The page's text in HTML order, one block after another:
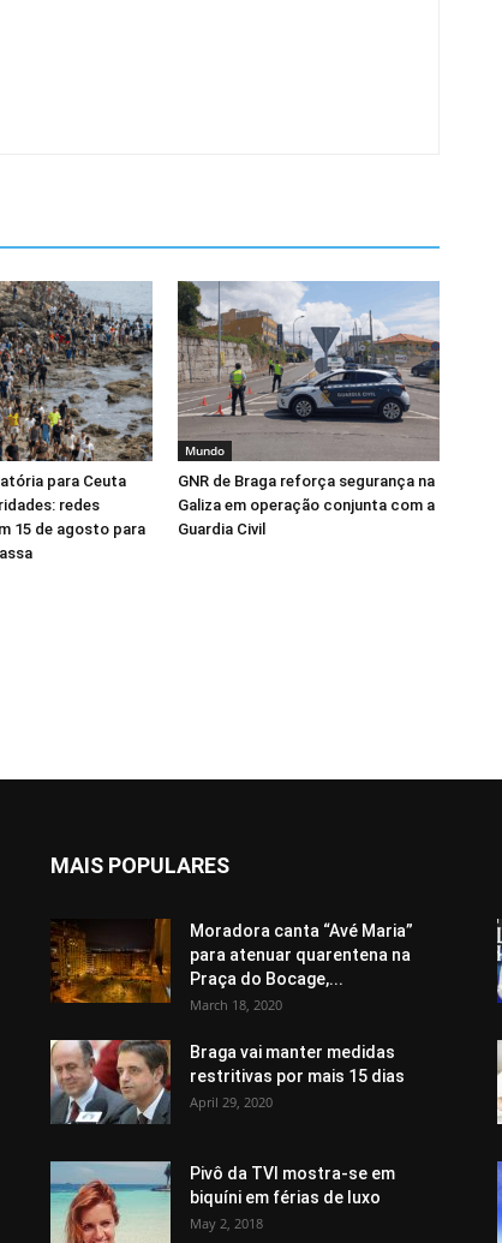
para Ceuta
redes
15 de agosto para
Mundo
GNR de Braga reforça segurança na
Galiza em operação conjunta com a
Guardia Civil
MAIS POPULARES
Moradora canta “Avé Maria”
para atenuar quarentena na
Praça do Bocage,...
March 18, 2020
Braga vai manter medidas
restritivas por mais 15 dias
April 29, 2020
Pivô da TVI mostra-se em
biquíni em férias de luxo
May 2, 2018